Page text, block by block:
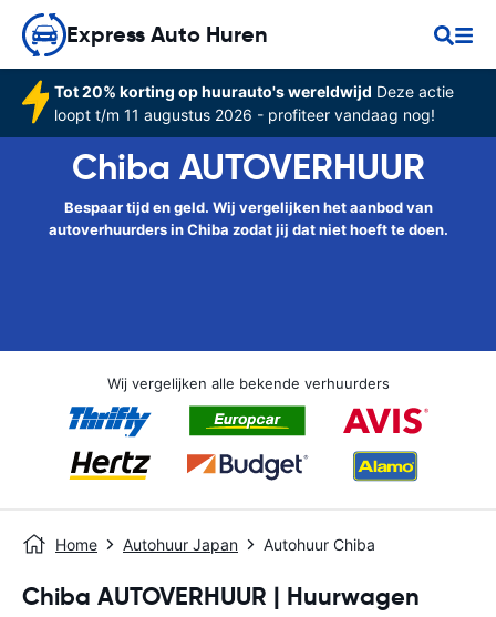
Express Auto Huren
Tot 20% korting op huurauto's wereldwijd Deze actie
loopt t/m 11 augustus 2026 - profiteer vandaag nog!
Chiba AUTOVERHUUR
Bespaar tijd en geld. Wij vergelijken het aanbod van
autoverhuurders in Chiba zodat jij dat niet hoeft te doen.
Wij vergelijken alle bekende verhuurders
Home Autohuur Japan Autohuur Chiba
Chiba AUTOVERHUUR | Huurwagen